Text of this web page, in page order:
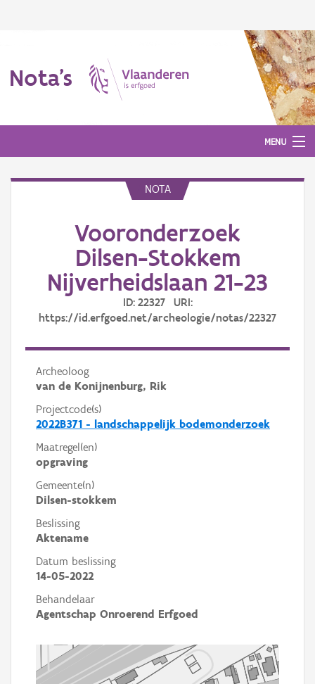
Nota's
MENU
NOTA
Vooronderzoek
Dilsen-Stokkem
Nijverheidslaan 21-23
ID: 22327 URI:
https://id.erfgoed.net/archeologie/notas/22327
Archeoloog
van de Konijnenburg, Rik
Projectcode(s)
2022B371 - landschappelijk bodemonderzoek
Maatregel(en)
opgraving
Gemeente(n)
Dilsen-stokkem
Beslissing
Aktename
Datum beslissing
14-05-2022
Behandelaar
Agentschap Onroerend Erfgoed